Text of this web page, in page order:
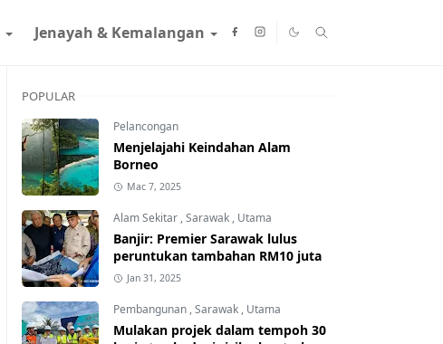
Jenayah & Kemalangan
POPULAR
Pelancongan
Menjelajahi Keindahan Alam
Borneo
Mac 7, 2025
Alam Sekitar ,Sarawak , Utama
Banjir: Premier Sarawak lulus
peruntukan tambahan RM10 juta
Jan 31, 2025
Pembangunan ,Sarawak , Utama
Mulakan projek dalam tempoh 30